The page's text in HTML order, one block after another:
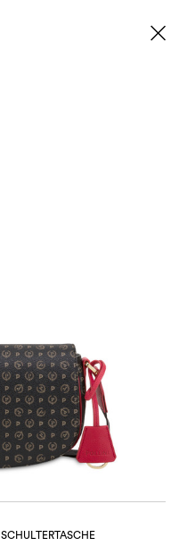
SCHULTERTASCHE